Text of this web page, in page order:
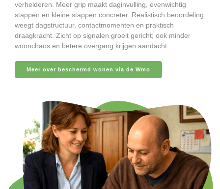
verhelderen. Meer grip maakt daginvulling, evenwichtig
stappen en kleine stappen concreter. Realistisch beoordeling
weegt dagstructuur, contactmomenten en praktisch
draagkracht. Zicht op signalen groeit gericht; ook minder
woonchaos en betere overgang krijgen aandacht.
Meer over beschermd wonen via de Wmo